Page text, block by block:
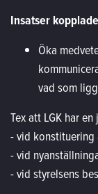
Insatser
Öka
vad som
Tex att LGK har
- vid konstituering
- vid
- vid styrelsens